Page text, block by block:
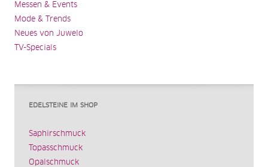
Messen & Events
Mode & Trends
Neues von Juwelo
TV-Specials
EDELSTEINE IM SHOP
Saphirschmuck
Topasschmuck
Opalschmuck